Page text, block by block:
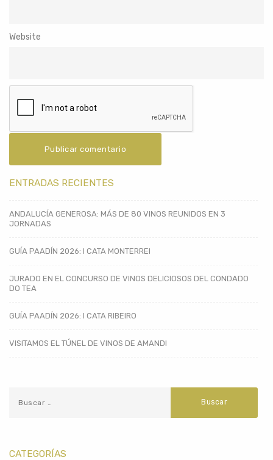
Website
ENTRADAS RECIENTES
ANDALUCÍA GENEROSA: MÁS DE 80 VINOS REUNIDOS EN 3
JORNADAS
GUÍA PAADÍN 2026: I CATA MONTERREI
JURADO EN EL CONCURSO DE VINOS DELICIOSOS DEL CONDADO
DO TEA
GUÍA PAADÍN 2026: I CATA RIBEIRO
VISITAMOS EL TÚNEL DE VINOS DE AMANDI
CATEGORÍAS